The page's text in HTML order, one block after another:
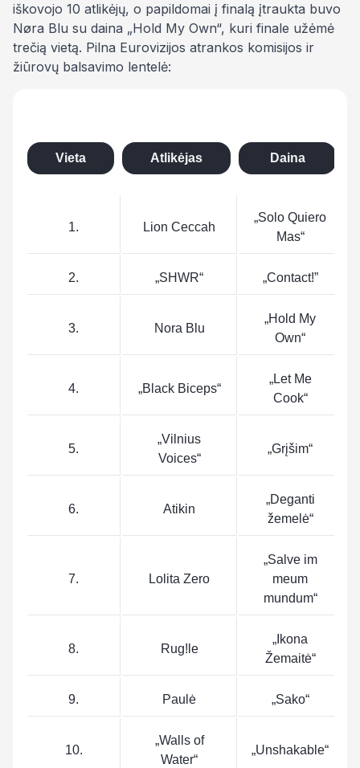
iškovojo 10 atlikėjų, o papildomai į finalą įtraukta buvo
Nøra Blu su daina „Hold My Own“, kuri finale užėmė
trečią vietą. Pilna Eurovizijos atrankos komisijos ir
žiūrovų balsavimo lentelė:
Vieta Atlikėjas Daina
1. Lion Ceccah
„Solo Quiero
Mas“
2. „SHWR“ „Contact!”
3. Nora Blu
„Hold My
Own“
4. „Black Biceps“
„Let Me
Cook“
5.
„Vilnius
Voices“
„Grįšim“
6. Atikin
„Deganti
žemelė“
7. Lolita Zero
„Salve im
meum
mundum“
8. Rug!le
„Ikona
Žemaitė“
9. Paulė „Sako“
10.
„Walls of
Water“
„Unshakable“